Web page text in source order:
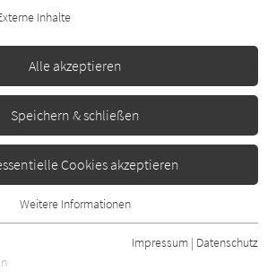
des Todes
Januar 1975 Bibliogr. Angaben
Inhalte
Alle akzeptieren
Speichern & schließen
Cookies akzeptieren
für grundlegende Funktionen der
ist gewährleistet, dass die Webseite
Weitere Informationen
Impressum | Datenschutz